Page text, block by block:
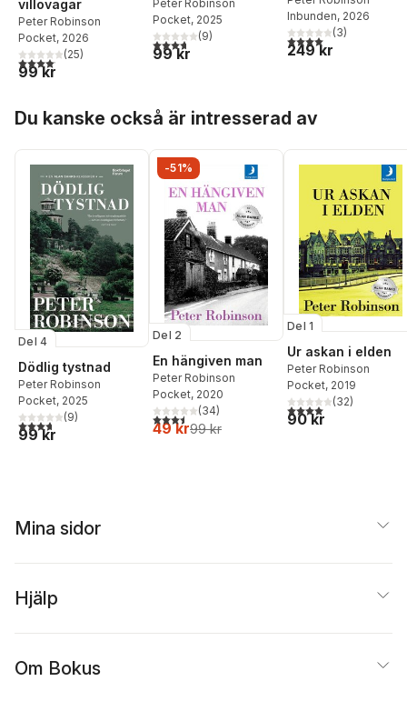
villovägar
Peter Robinson
Pocket, 2026
4,1utav 5 stjärnor. Totalt antal röster:
(25)
99 kr
Peter Robinson
Pocket, 2025
3,7utav 5 stjärnor. Totalt antal röster:
(9)
99 kr
Inbunden, 2026
4,0utav 5 stjärnor.
(3)
249 kr
Du kanske också är intresserad av
Del 4
Dödlig tystnad
Peter Robinson
Pocket, 2025
3,7utav 5 stjärnor. Totalt antal röster:
(9)
99 kr
-51%
Del 2
En hängiven man
Peter Robinson
Pocket, 2020
3,5utav 5 stjärnor. Totalt antal röster:
(34)
49 kr99 kr
Del 1
Ur askan i elden
Peter Robinson
Pocket, 2019
4,0utav 5 stjärnor.
(32)
90 kr
Mina sidor
Hjälp
Om Bokus